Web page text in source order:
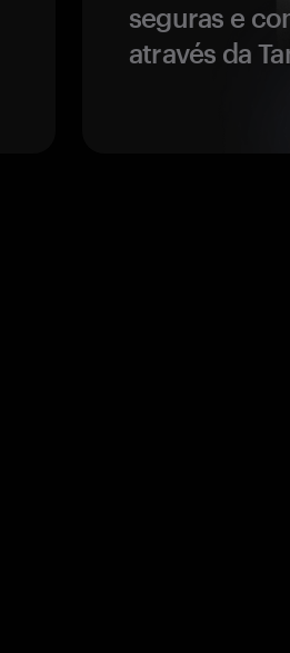
seguras e
através da